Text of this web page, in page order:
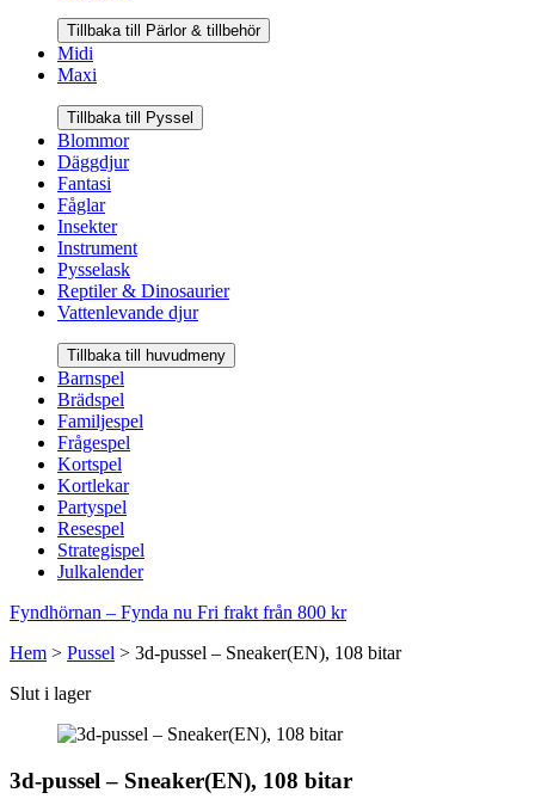
Tillbaka till Pärlor & tillbehör
Midi
Maxi
Tillbaka till Pyssel
Blommor
Däggdjur
Fantasi
Fåglar
Insekter
Instrument
Pysselask
Reptiler & Dinosaurier
Vattenlevande djur
Tillbaka till huvudmeny
Barnspel
Brädspel
Familjespel
Frågespel
Kortspel
Kortlekar
Partyspel
Resespel
Strategispel
Julkalender
Fyndhörnan – Fynda nu Fri frakt från 800 kr
Hem > Pussel > 3d-pussel – Sneaker(EN), 108 bitar
Slut i lager
3d-pussel – Sneaker(EN), 108 bitar